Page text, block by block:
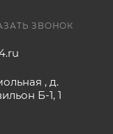
ЗВОНОК
, д.
Б-1, 1